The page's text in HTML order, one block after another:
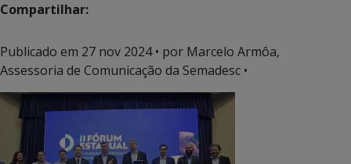
Compartilhar:
Publicado em 27 nov 2024• por Marcelo Armôa,
Assessoria de Comunicação da Semadesc •